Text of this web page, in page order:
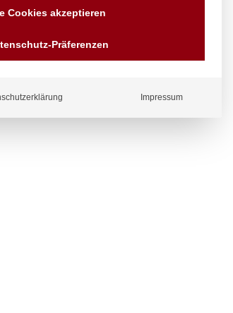
Wir sind seit über 40 Jahren
für Sie da
Vorrauskasse Paypal,
Kreditkarte, Direkt
Cookies akzeptieren
Präferenzen
Impressum